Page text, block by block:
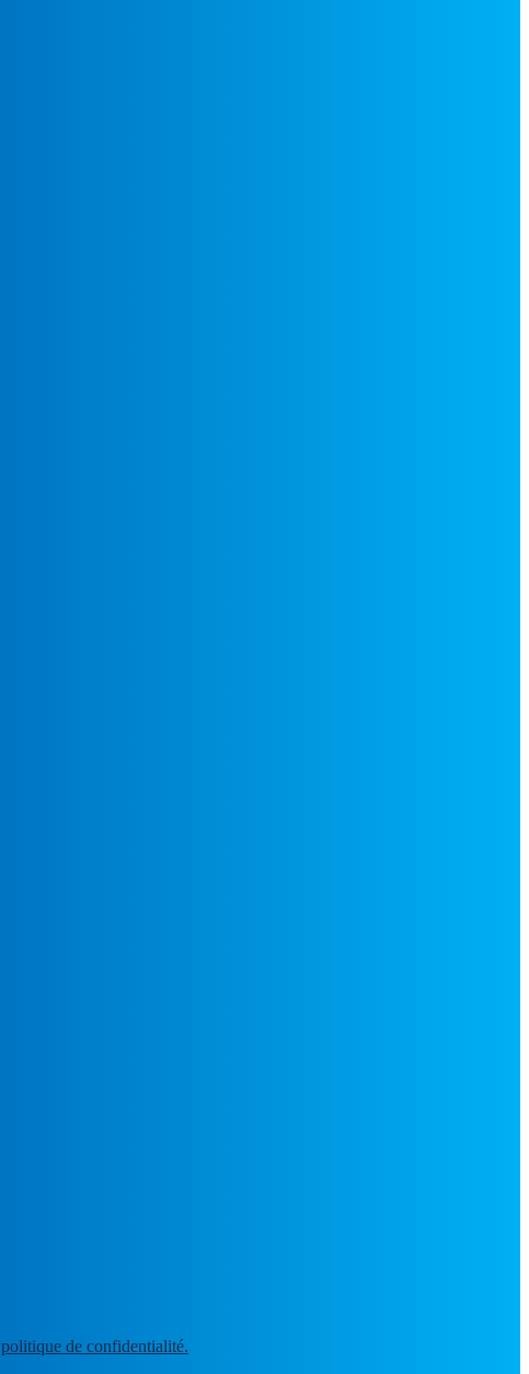
politique de confidentialité.